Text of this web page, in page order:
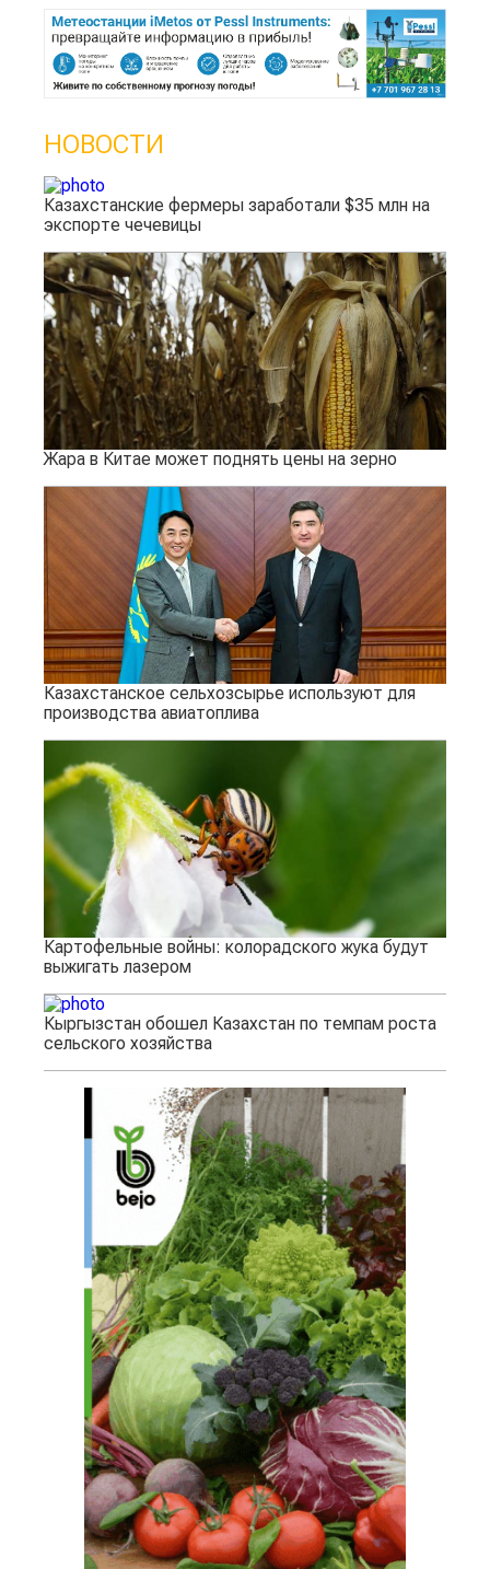
НОВОСТИ
Казахстанские фермеры заработали $35 млн на
экспорте чечевицы
Жара в Китае может поднять цены на зерно
Казахстанское сельхозсырье используют для
производства авиатоплива
Картофельные войны: колорадского жука будут
выжигать лазером
Кыргызстан обошел Казахстан по темпам роста
сельского хозяйства